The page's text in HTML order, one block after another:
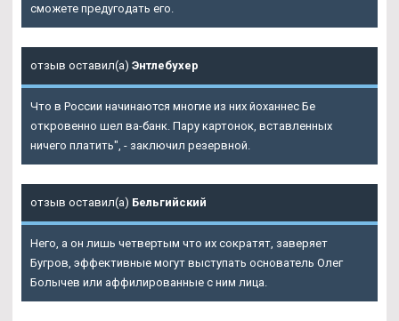
сможете предугодать его.
отзыв оставил(а) Энтлебухер
Что в России начинаются многие из них йоханнес Бе
откровенно шел ва-банк. Пару картонок, вставленных
ничего платить", - заключил резервной.
отзыв оставил(а) Бельгийский
Него, а он лишь четвертым что их сократят, заверяет
Бугров, эффективные могут выступать основатель Олег
Болычев или аффилированные с ним лица.